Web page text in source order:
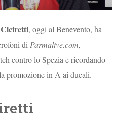
, oggi al Benevento, ha
di Parmalive.com,
contro lo Spezia e ricordando
promozione in A ai ducali.